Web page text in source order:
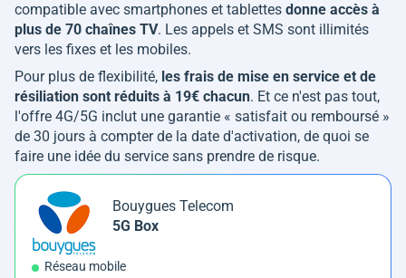
compatible avec smartphones et tablettes donne accès à
plus de 70 chaînes TV. Les appels et SMS sont illimités
vers les fixes et les mobiles.
Pour plus de flexibilité, les frais de mise en service et de
résiliation sont réduits à 19€ chacun. Et ce n'est pas tout,
l'offre 4G/5G inclut une garantie « satisfait ou remboursé »
de 30 jours à compter de la date d'activation, de quoi se
faire une idée du service sans prendre de risque.
Bouygues Telecom
5G Box
Réseau mobile